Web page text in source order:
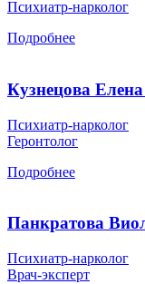
Психиатр-нарколог
Подробнее
Кузнецова
Психиатр-нарколог
Геронтолог
Подробнее
Панкратова
Психиатр-нарколог
Врач-эксперт